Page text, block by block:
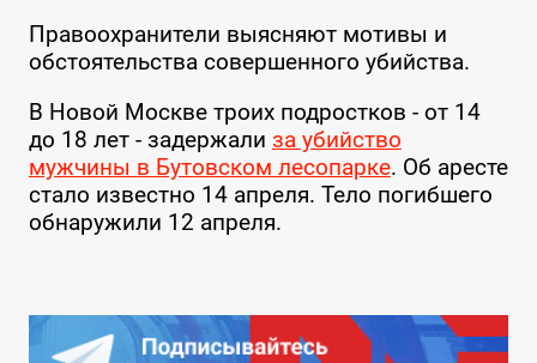
Правоохранители выясняют мотивы и
обстоятельства совершенного убийства.
В Новой Москве троих подростков - от 14
до 18 лет - задержали за убийство
мужчины в Бутовском лесопарке. Об аресте
стало известно 14 апреля. Тело погибшего
обнаружили 12 апреля.